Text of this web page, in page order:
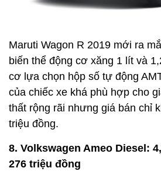
Maruti Wagon R 2019 mới ra
biến thể động cơ xăng 1 lít và
cơ lựa chọn hộp số tự động
của chiếc xe khá phù hợp cho
thất rộng rãi nhưng giá bán chỉ
triệu đồng.
8. Volkswagen Ameo Diesel:
276 triệu đồng